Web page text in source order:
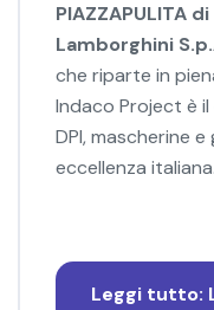
PIAZZAPULITA
Lamborghini
che riparte in
Indaco Project è
DPI, mascherine
eccellenza italiana.
Leggi tutto: